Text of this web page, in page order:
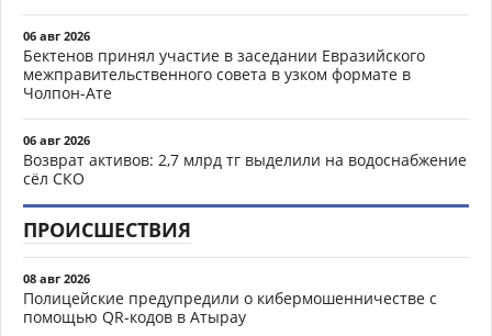
06 авг 2026
Бектенов принял участие в заседании Евразийского
межправительственного совета в узком формате в
Чолпон-Ате
06 авг 2026
Возврат активов: 2,7 млрд тг выделили на водоснабжение
сёл СКО
ПРОИСШЕСТВИЯ
08 авг 2026
Полицейские предупредили о кибермошенничестве с
помощью QR-кодов в Атырау